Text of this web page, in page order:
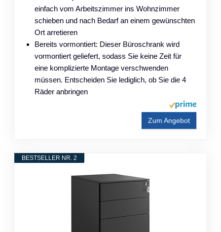
einfach vom Arbeitszimmer ins Wohnzimmer
schieben und nach Bedarf an einem gewünschten
Ort arretieren
Bereits vormontiert: Dieser Büroschrank wird
vormontiert geliefert, sodass Sie keine Zeit für
eine komplizierte Montage verschwenden
müssen. Entscheiden Sie lediglich, ob Sie die 4
Räder anbringen
Zum Angebot
BESTSELLER NR. 2